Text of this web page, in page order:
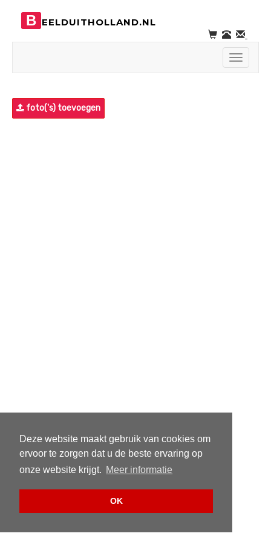
Deze website maakt gebruik van cookies om
ervoor te zorgen dat u de beste ervaring op
onze website krijgt. Meer informatie
OK
B EELDUITHOLLAND.NL
Toggle
foto('s) toevoegen